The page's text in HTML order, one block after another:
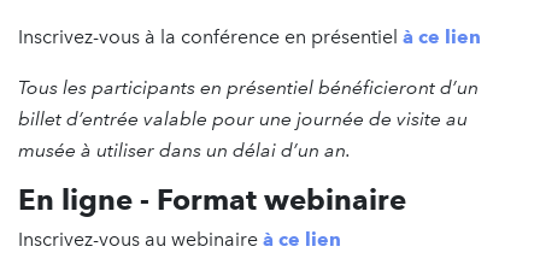
Inscrivez-vous à la conférence en présentiel à ce lien
Tous les participants en présentiel bénéficieront d’un
billet d’entrée valable pour une journée de visite au
musée à utiliser dans un délai d’un an.
En ligne - Format webinaire
Inscrivez-vous au webinaire à ce lien